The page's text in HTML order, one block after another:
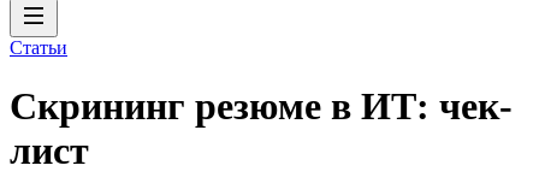
Статьи
Скрининг резюме в ИТ: чек-
лист